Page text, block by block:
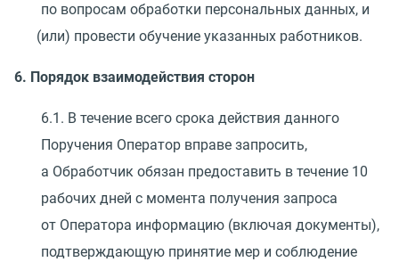
по вопросам обработки персональных данных, и
(или) провести обучение указанных работников.
6. Порядок взаимодействия сторон
6.1. В течение всего срока действия данного
Поручения Оператор вправе запросить,
а Обработчик обязан предоставить в течение 10
рабочих дней с момента получения запроса
от Оператора информацию (включая документы),
подтверждающую принятие мер и соблюдение